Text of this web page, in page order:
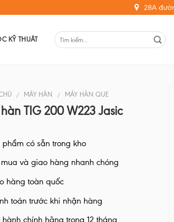
28A
KỸ THUÂT
/ MÁY HÀN / MÁY HÀN QUE
TIG 200 W223 Jasic
phẩm có sẵn trong kho
và giao hàng nhanh chóng
hàng toàn quốc
toán trước khi nhận hàng
hành chính hãng trong 12 tháng